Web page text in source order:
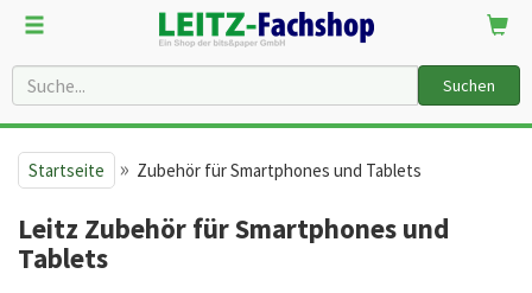
Suchen
Startseite » Zubehör für Smartphones und Tablets
Leitz Zubehör für Smartphones und
Tablets